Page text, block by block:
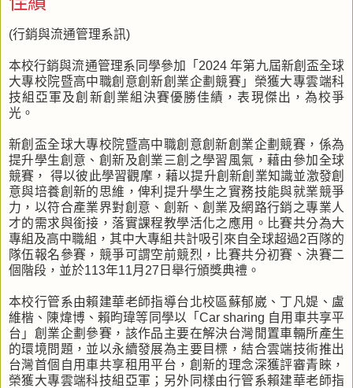
(行銷與流通管理系訊)
本校行銷與流通管理系同學參加「2024 年第九屆新創盃全球
大專校院暨高中職創意創新創業企劃競賽」榮獲大專雲端科
技組亞軍及創新創業組決賽優勝佳績，表現傑出，為校爭
光。
新創盃全球大專校院暨高中職創意創新創業企劃競賽，係為
提升學生創意、創新及創業三創之學習風氣，藉由參加全球
競賽， 得以彼此學習觀摩，藉以提升創新創業知識並激發創
意與培養創新的思維，俾利提升學生之實務技能與就業競爭
力，以符合產業界對創意、創新、創業及網路行銷之專業人
才的需求與銜接，落實課程教學活化之應用。比賽共分為大
專組及高中職組，其中大專組共計吸引來自全球超過2百隊的
隊伍報名參賽，競爭可謂空前競烈，比賽共分初賽、決賽二
個階段，並於113年11月27日舉行頒獎典禮。
本校行管系由賴建華老師指導台北校區蘇郁崴、丁凡媞、盧
維楷、陳煒博、賴昀瑋等同學以「Car sharing 自用車共享平
台」創業企劃參賽，該作品主要在解決台灣閒置車輛所產生
的環境問題，並以永續發展為主要目標，結合雲端技術推出
台灣首個自用車共享租用平台，創新的理念深獲評審青睞，
榮獲大專雲端科技組亞軍；另外同樣由行管系賴建華老師指